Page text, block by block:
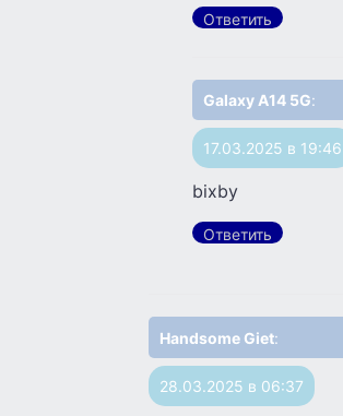
Ответить
Galaxy A14 5G:
17.03.2025 в 19:46
bixby
Ответить
Handsome Giet:
28.03.2025 в 06:37